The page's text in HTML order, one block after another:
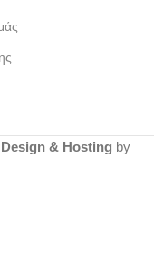
Design & Hosting by